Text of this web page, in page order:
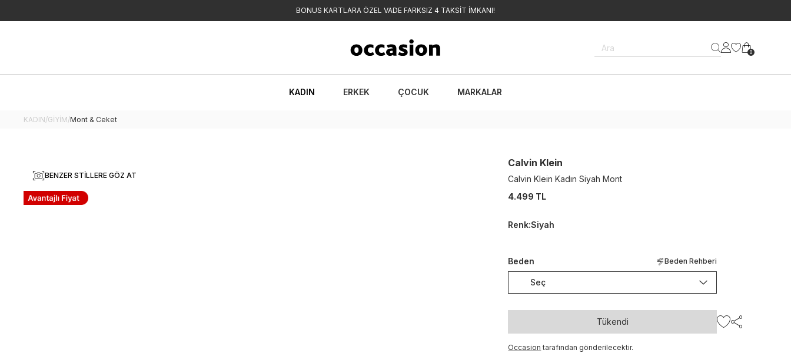
BONUS KARTLARA ÖZEL VADE FARKSIZ 4 TAKSİT İMKANI!
Ara 0
KADIN ERKEK ÇOCUK MARKALAR
KADIN/GİYİM/Mont & Ceket
BENZER STILLERE GÖZ AT
Calvin Klein
Calvin Klein Kadın Siyah Mont
4.499 TL
Renk:Siyah
Beden Beden Rehberi
Seç
Tükendi
Occasion tarafından gönderilecektir.